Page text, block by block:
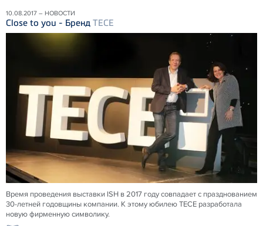
10.08.2017 – НОВОСТИ
Close to you - Бренд TECE
Время проведения выставки ISH в 2017 году совпадает с празднованием
30-летней годовщины компании. К этому юбилею TECE разработала
новую фирменную символику.